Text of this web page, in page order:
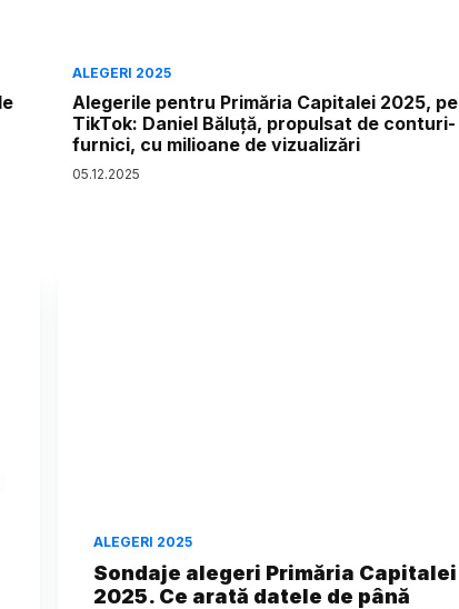
ALEGERI 2025
Alegerile pentru Primăria Capitalei 2025, pe
TikTok: Daniel Băluță, propulsat de conturi-
furnici, cu milioane de vizualizări
05.12.2025
ALEGERI 2025
Sondaje alegeri Primăria Capitalei
2025. Ce arată datele de până